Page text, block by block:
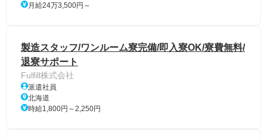
月給24万3,500円～
製造スタッフ/ワンルーム寮完備/即入寮OK/寮費無料/
退寮サポート
Fulfill株式会社
派遣社員
北海道
時給1,800円～2,250円